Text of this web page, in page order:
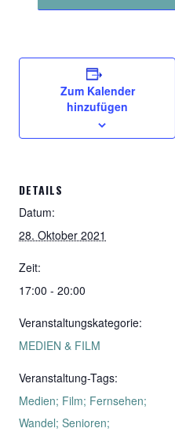
Zum Kalender
hinzufügen
DETAILS
Datum:
28. Oktober 2021
Zeit:
17:00 - 20:00
Veranstaltungskategorie:
MEDIEN & FILM
Veranstaltung-Tags:
Medien; Film; Fernsehen;
Wandel; Senioren;